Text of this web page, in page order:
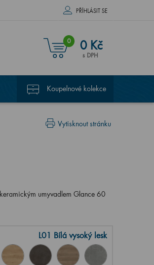
PŘÍHLÁSIT SE
0 0 Kč
s DPH
Koupelnové kolekce
Vytisknout stránku
umyvadlem Glance 60
L01 Bílá vysoký lesk